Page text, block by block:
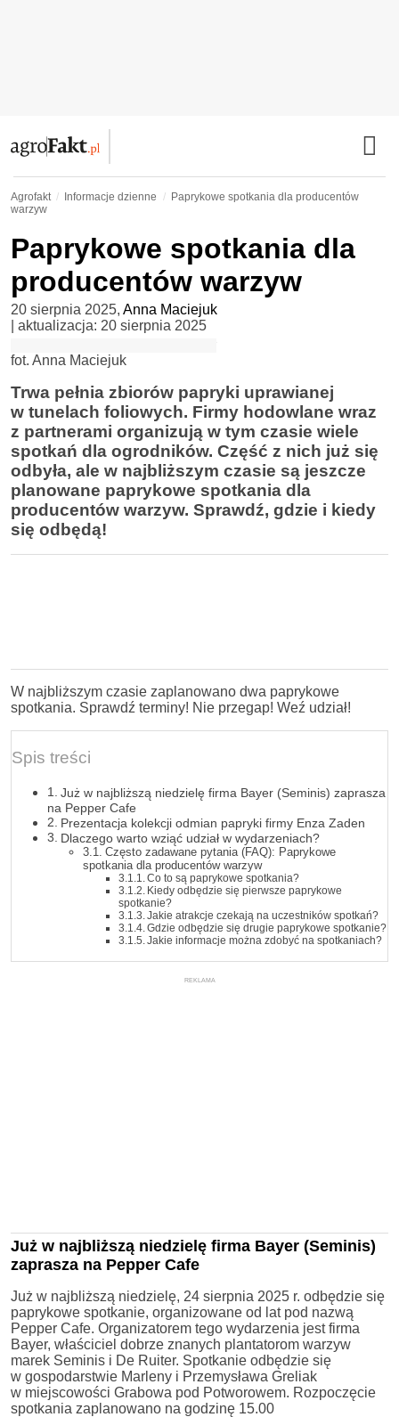
Agrofakt Informacje dzienne
Paprykowe spotkania dla producentów
warzyw
Paprykowe spotkania dla
producentów warzyw
20 sierpnia 2025, Anna Maciejuk
| aktualizacja: 20 sierpnia 2025
fot. Anna Maciejuk
Trwa pełnia zbiorów papryki uprawianej
w tunelach foliowych. Firmy hodowlane wraz
z partnerami organizują w tym czasie wiele
spotkań dla ogrodników. Część z nich już się
odbyła, ale w najbliższym czasie są jeszcze
planowane paprykowe spotkania dla
producentów warzyw. Sprawdź, gdzie i kiedy
się odbędą!
W najbliższym czasie zaplanowano dwa paprykowe
spotkania. Sprawdź terminy! Nie przegap! Weź udział!
Spis treści
Już w najbliższą niedzielę firma Bayer (Seminis) zaprasza
na Pepper Cafe
Prezentacja kolekcji odmian papryki firmy Enza Zaden
Dlaczego warto wziąć udział w wydarzeniach?
Często zadawane pytania (FAQ): Paprykowe
spotkania dla producentów warzyw
Co to są paprykowe spotkania?
Kiedy odbędzie się pierwsze paprykowe
spotkanie?
Jakie atrakcje czekają na uczestników spotkań?
Gdzie odbędzie się drugie paprykowe spotkanie?
Jakie informacje można zdobyć na spotkaniach?
REKLAMA
Już w najbliższą niedzielę firma Bayer (Seminis)
zaprasza na Pepper Cafe
Już w najbliższą niedzielę, 24 sierpnia 2025 r. odbędzie się
paprykowe spotkanie, organizowane od lat pod nazwą
Pepper Cafe. Organizatorem tego wydarzenia jest firma
Bayer, właściciel dobrze znanych plantatorom warzyw
marek Seminis i De Ruiter. Spotkanie odbędzie się
w gospodarstwie Marleny i Przemysława Greliak
w miejscowości Grabowa pod Potworowem. Rozpoczęcie
spotkania zaplanowano na godzinę 15.00